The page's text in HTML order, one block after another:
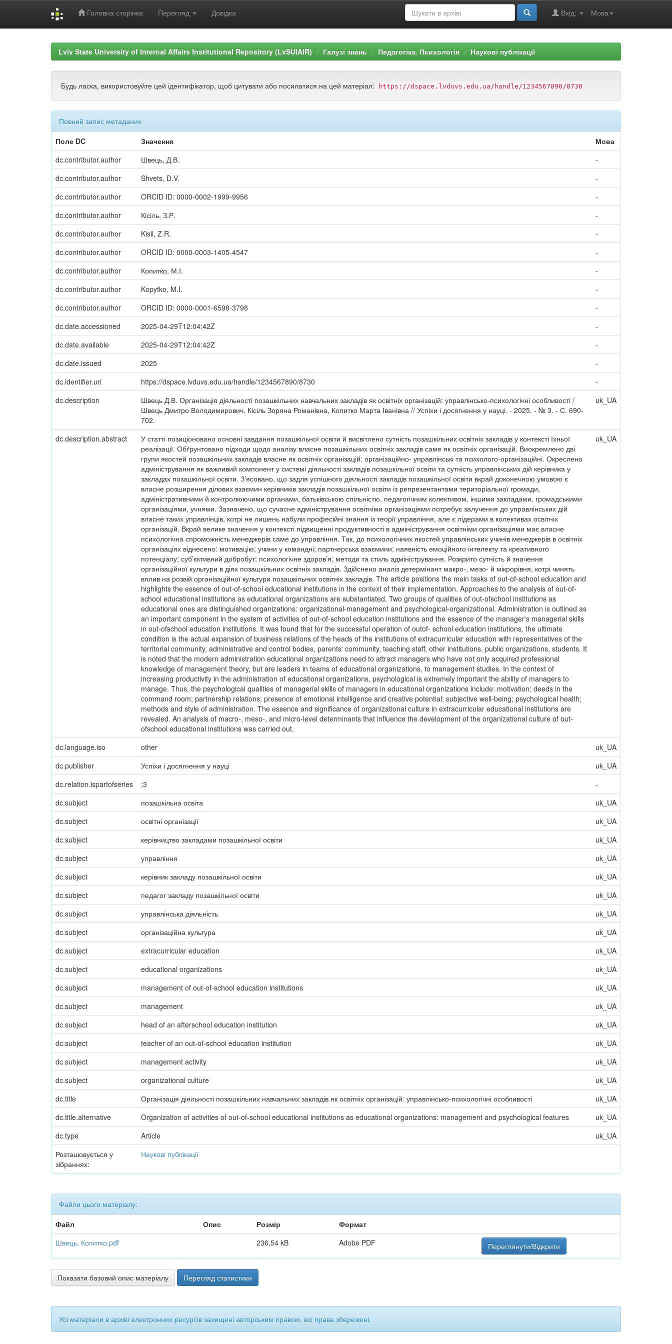
Головна сторінка Перегляд Довідка Мова
Вхід:
Lviv State University of Internal Affairs Institutional Repository (LvSUIAIR) Галузі знань Педагогіка. Психологія Наукові публікації
Будь ласка, використовуйте цей ідентифікатор, щоб цитувати або посилатися на цей матеріал: https://dspace.lvduvs.edu.ua/handle/1234567890/8730
Повний запис метаданих
Поле DC
Значення
Мова
dc.contributor.author
Швець, Д.В.
-
dc.contributor.author
Shvets, D.V.
-
dc.contributor.author
ORCID ID: 0000-0002-1999-9956
-
dc.contributor.author
Кісіль, З.Р.
-
dc.contributor.author
Kisil, Z.R.
-
dc.contributor.author
ORCID ID: 0000-0003-1405-4547
-
dc.contributor.author
Копитко, М.І.
-
dc.contributor.author
Kopytko, M.I.
-
dc.contributor.author
ORCID ID: 0000-0001-6598-3798
-
dc.date.accessioned
2025-04-29T12:04:42Z
-
dc.date.available
2025-04-29T12:04:42Z
-
dc.date.issued
2025
-
dc.identifier.uri
https://dspace.lvduvs.edu.ua/handle/1234567890/8730
-
dc.description
Швець Д.В. Організація діяльності позашкільних навчальних закладів як освітніх організацій: управлінсько-психологічні особливості /
Швець Дмитро Володимирович, Кісіль Зоряна Романівна, Копитко Марта Іванівна // Успіхи і досягнення у науці. - 2025. - № 3. - С. 690-
702.
uk_UA
dc.description.abstract
У статті позиціоновано основні завдання позашкільної освіти й висвітлено сутність позашкільних освітніх закладів у контексті їхньої
реалізації. Обґрунтовано підходи щодо аналізу власне позашкільних освітніх закладів саме як освітніх організацій. Виокремлено дві
групи якостей позашкільних закладів власне як освітніх організацій: організаційно- управлінські та психолого-організаційні. Окреслено
адміністрування як важливий компонент у системі діяльності закладів позашкільної освіти та сутність управлінських дій керівника у
закладах позашкільної освіти. З’ясовано, що задля успішного діяльності закладів позашкільної освіти вкрай доконечною умовою є
власне розширення ділових взаємин керівників закладів позашкільної освіти із репрезентантами територіальної громади,
адміністративними й контролюючими органами, батьківською спільністю, педагогічним колективом, іншими закладами, громадськими
організаціями, учнями. Зазначено, що сучасне адміністрування освітніми організаціями потребує залучення до управлінських дій
власне таких управлінців, котрі не лишень набули професійні знання із теорії управління, але є лідерами в колективах освітніх
організацій. Вкрай велике значення у контексті підвищенні продуктивності в адміністрування освітніми організаціями має власне
психологічна спроможність менеджерів саме до управління. Так, до психологічних якостей управлінських учинів менеджерів в освітніх
організаціях віднесено: мотивацію; учини у командні; партнерська взаємини; наявність емоційного інтелекту та креативного
потенціалу; суб’єктивний добробут; психологічне здоров’я; методи та стиль адміністрування. Розкрито сутність й значення
організаційної культури в діях позашкільних освітніх закладів. Здійснено аналіз детермінант макро-, мезо- й мікрорівня, котрі чинять
вплив на розвій організаційної культури позашкільних освітніх закладів. The article positions the main tasks of out-of-school education and
highlights the essence of out-of-school educational institutions in the context of their implementation. Approaches to the analysis of out-of-
school educational institutions as educational organizations are substantiated. Two groups of qualities of out-ofschool institutions as
educational ones are distinguished organizations: organizational-management and psychological-organizational. Administration is outlined as
an important component in the system of activities of out-of-school education institutions and the essence of the manager's managerial skills
in out-ofschool education institutions. It was found that for the successful operation of outof- school education institutions, the ultimate
condition is the actual expansion of business relations of the heads of the institutions of extracurricular education with representatives of the
territorial community, administrative and control bodies, parents' community, teaching staff, other institutions, public organizations, students. It
is noted that the modern administration educational organizations need to attract managers who have not only acquired professional
knowledge of management theory, but are leaders in teams of educational organizations, to management studies. In the context of
increasing productivity in the administration of educational organizations, psychological is extremely important the ability of managers to
manage. Thus, the psychological qualities of managerial skills of managers in educational organizations include: motivation; deeds in the
command room; partnership relations; presence of emotional intelligence and creative potential; subjective well-being; psychological health;
methods and style of administration. The essence and significance of organizational culture in extracurricular educational institutions are
revealed. An analysis of macro-, meso-, and micro-level determinants that influence the development of the organizational culture of out-
ofschool educational institutions was carried out.
uk_UA
dc.language.iso other
uk_UA
dc.publisher
Успіхи і досягнення у науці
uk_UA
dc.relation.ispartofseries
;3
-
dc.subject
позашкільна освіта
uk_UA
dc.subject
освітні організації
uk_UA
dc.subject
керівництво закладами позашкільної освіти
uk_UA
dc.subject
управління
uk_UA
dc.subject
керівник закладу позашкільної освіти
uk_UA
dc.subject
педагог закладу позашкільної освіти
uk_UA
dc.subject
управлінська діяльність
uk_UA
dc.subject
організаційна культура
uk_UA
dc.subject
extracurricular education
uk_UA
dc.subject
educational organizations
uk_UA
dc.subject
management of out-of-school education institutions
uk_UA
dc.subject
management
uk_UA
dc.subject
head of an afterschool education institution
uk_UA
dc.subject
teacher of an out-of-school education institution
uk_UA
dc.subject
management activity
uk_UA
dc.subject
organizational culture
uk_UA
dc.title
Організація діяльності позашкільних навчальних закладів як освітніх організацій: управлінсько-психологічні особливості
uk_UA
dc.title.alternative
Organization of activities of out-of-school educational institutions as educational organizations: management and psychological features
uk_UA
dc.type
Article
uk_UA
Розташовується у
зібраннях:
Наукові публікації
Файли цього матеріалу:
Файл
Опис Розмір
Формат
Швець, Копитко.pdf
236,54 kB Adobe PDF Переглянути/Відкрити
Показати базовий опис матеріалу Перегляд статистики
Усі матеріали в архіві електронних ресурсів захищені авторським правом, всі права збережені.